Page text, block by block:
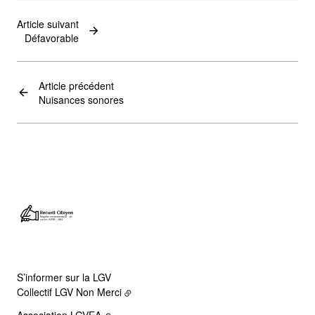
Article précédent
Nuisances sonores
Article suivant
Défavorable
S’informer sur la LGV
Collectif LGV Non Merci